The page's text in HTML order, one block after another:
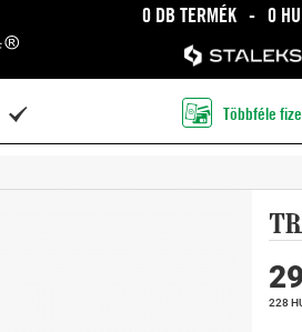
0 DB TERMÉK - 0
 Többféle
228